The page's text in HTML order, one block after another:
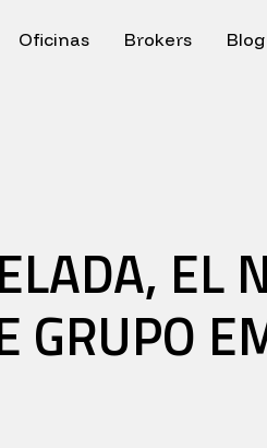
Oficinas Brokers Blog
EL
GRUPO